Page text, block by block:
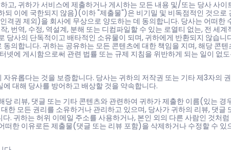
고, 귀하가 서비스에 제출하거나 게시하는 모든 내용 및/또는 당사 사이
되 이에 국한되지 않음)(이하 "제출물")은 비기밀 및 비독점적인 것으로
격권 제외)을 회사에 무상으로 양도하는 데 동의합니다. 당사는 어떠한
, 번역, 수정, 역설계, 분해 또는 디컴파일할 수 있는 로열티 없는, 전 세계
사의 단독적이고 배타적인 소유물이 되며, 귀하에게 반환되지 않습니
의합니다. 귀하는 공유하는 모든 콘텐츠에 대한 책임을 지며, 해당 콘텐
넷에 게시함으로써 관련 법률 또는 규제 지침을 위반하게 되는 일이 없
유롭다는 것을 보증합니다. 당사는 귀하의 저작권 또는 기타 제3자의
대해 당사를 방어하고 배상할 것을 약속합니다.
리뷰, 댓글 또는 기타 콘텐츠와 관련하여 귀하가 제출한 이름(있는 경
한 모든 권리를 소유하거나 관리하고 있으며, 당사가 귀하의 리뷰, 댓글
. 귀하는 허위 이메일 주소를 사용하거나, 본인 외의 다른 사람인 것처
한 이유로든 제출물(댓글 또는 리뷰 포함)을 삭제하거나 수정할 수 있